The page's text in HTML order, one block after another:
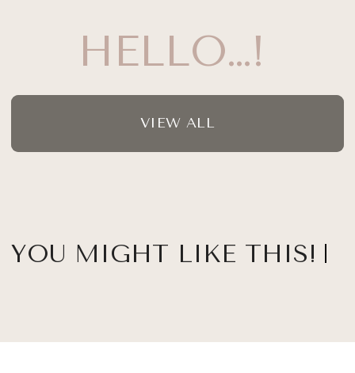
HELLO…!
VIEW ALL
YOU MIGHT LIKE THIS!